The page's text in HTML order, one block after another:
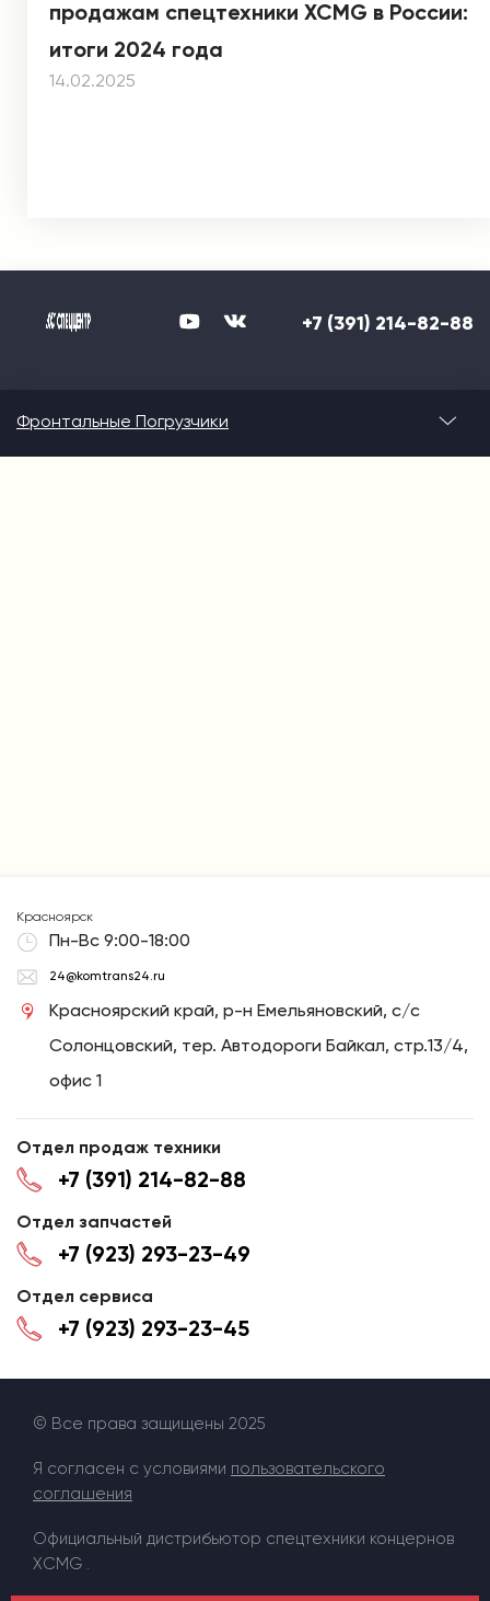
продажам спецтехники XCMG в России:
итоги 2024 года
14.02.2025
+7 (391) 214-82-88
Фронтальные Погрузчики
Красноярск
Пн-Вс 9:00-18:00
24@komtrans24.ru
Красноярский край, р-н Емельяновский, с/с
Солонцовский, тер. Автодороги Байкал, стр.13/4,
офис 1
Отдел продаж техники
+7 (391) 214-82-88
Отдел запчастей
+7 (923) 293-23-49
Отдел сервиса
+7 (923) 293-23-45
© Все права защищены 2025
Я согласен с условиями пользовательского
соглашения
Официальный дистрибьютор спецтехники концернов
XCMG .